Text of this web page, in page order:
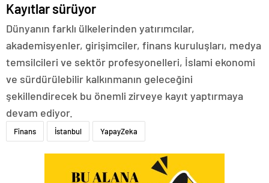
Kayıtlar sürüyor
Dünyanın farklı ülkelerinden yatırımcılar,
akademisyenler, girişimciler, finans kuruluşları, medya
temsilcileri ve sektör profesyonelleri, İslami ekonomi
ve sürdürülebilir kalkınmanın geleceğini
şekillendirecek bu önemli zirveye kayıt yaptırmaya
devam ediyor.
Finans İstanbul YapayZeka